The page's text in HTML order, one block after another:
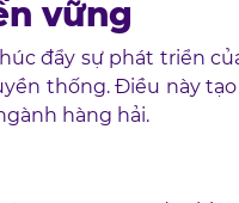
vững
đẩy sự phát triển
thống. Điều này
hàng hải.